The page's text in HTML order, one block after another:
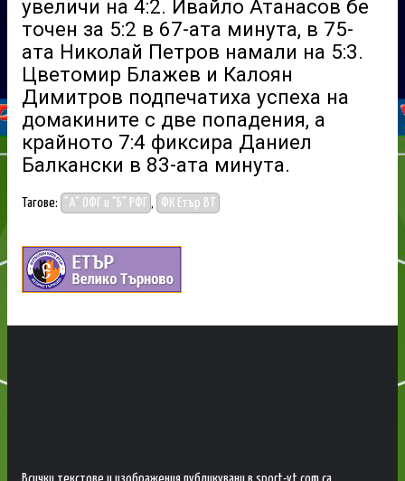
увеличи на 4:2. Ивайло Атанасов бе
точен за 5:2 в 67-ата минута, в 75-
ата Николай Петров намали на 5:3.
Цветомир Блажев и Калоян
Димитров подпечатиха успеха на
домакините с две попадения, а
крайното 7:4 фиксира Даниел
Балкански в 83-ата минута.
Тагове: "А" ОФГ и "Б" РФГ , ФК Етър ВТ